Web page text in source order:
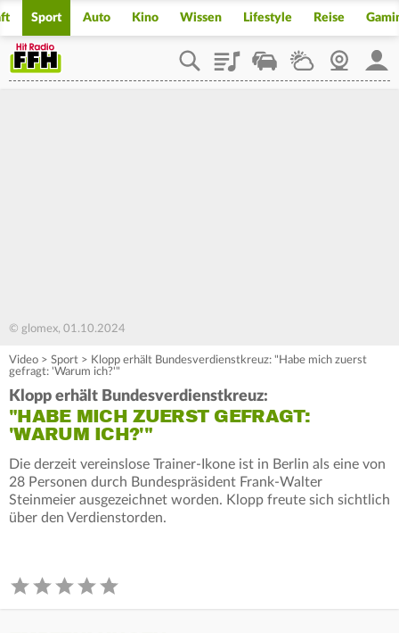
Sport Auto Kino Wissen Lifestyle Reise
PlaylistStaupilotWetterWebcam
© glomex, 01.10.2024
Video > Sport > Klopp erhält Bundesverdienstkreuz: "Habe mich zuerst
gefragt: 'Warum ich?'"
Klopp erhält Bundesverdienstkreuz:
"HABE MICH ZUERST GEFRAGT:
'WARUM ICH?'"
Die derzeit vereinslose Trainer-Ikone ist in Berlin als eine von
28 Personen durch Bundespräsident Frank-Walter
Steinmeier ausgezeichnet worden. Klopp freute sich sichtlich
über den Verdienstorden.